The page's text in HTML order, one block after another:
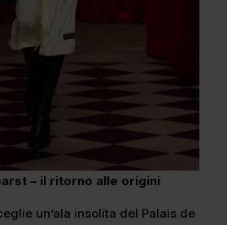
­– il ritorno alle origini
un’ala insolita del Palais de